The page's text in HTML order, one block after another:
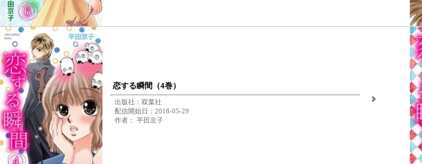
恋する瞬間（4巻）
出版社：双葉社
配信開始日：2018-05-29
作者： 平田京子